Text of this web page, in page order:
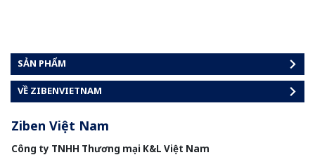
SẢN PHẨM
VỀ ZIBENVIETNAM
Ziben Việt Nam
Công ty TNHH Thương mại K&L Việt Nam